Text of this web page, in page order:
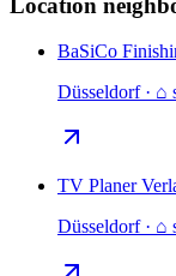
BaSiCo
Düsseldorf · ⌂
TV Planer
Düsseldorf · ⌂